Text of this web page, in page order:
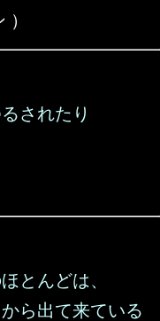
されたり
とんどは、
ら出て来ている